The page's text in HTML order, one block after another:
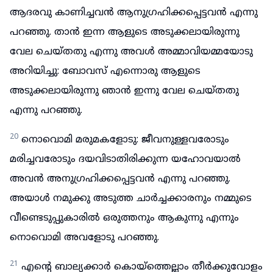
ആദരവു കാണിച്ചവൻ ആനുഗ്രഹിക്കപ്പെട്ടവൻ എന്നു
പറഞ്ഞു. താൻ ഇന്ന ആളുടെ അടുക്കലായിരുന്നു
വേല ചെയ്തതു എന്നു അവൾ അമ്മാവിയമ്മയോടു
അറിയിച്ചു: ബോവസ് എന്നൊരു ആളുടെ
അടുക്കലായിരുന്നു ഞാൻ ഇന്നു വേല ചെയ്തതു
എന്നു പറഞ്ഞു.
20 നൊവൊമി മരുമകളോടു: ജീവനുള്ളവരോടും
മരിച്ചവരോടും ദയവിടാതിരിക്കുന്ന യഹോവയാൽ
അവൻ അനുഗ്രഹിക്കപ്പെട്ടവൻ എന്നു പറഞ്ഞു.
അയാൾ നമുക്കു അടുത്ത ചാർച്ചക്കാരനും നമ്മുടെ
വീണ്ടെടുപ്പുകാരിൽ ഒരുത്തനും ആകുന്നു എന്നും
നൊവൊമി അവളോടു പറഞ്ഞു.
21 എന്റെ ബാല്യക്കാർ കൊയ്ത്തെല്ലാം തീർക്കുവോളം